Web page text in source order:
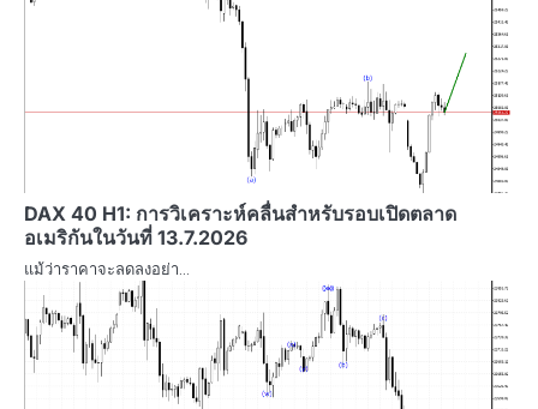
DAX 40 H1: การวิเคราะห์คลื่นสำหรับรอบเปิดตลาด
อเมริกันในวันที่ 13.7.2026
แม้ว่าราคาจะลดลงอย่า…